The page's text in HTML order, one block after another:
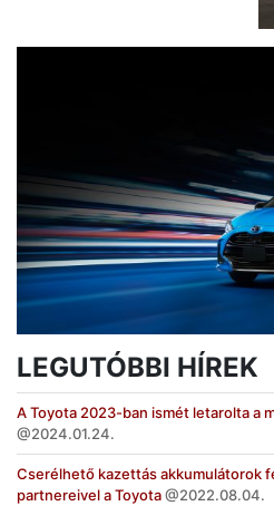
LEGUTÓBBI HÍREK
A Toyota 2023-ban ismét letarolta a
2024.01.24.
Cserélhető kazettás akkumulátorok
partnereivel a Toyota
2022.08.04.